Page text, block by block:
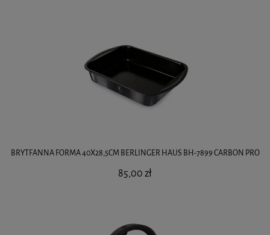
BRYTFANNA FORMA 40X28,5CM BERLINGER HAUS BH-7899 CARBON PRO
85,00 zł